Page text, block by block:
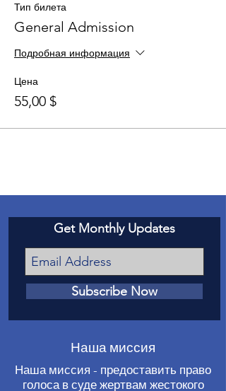
Тип билета
General Admission
Подробная информация
Цена
55,00 $
Get Monthly Updates
Subscribe Now
Наша миссия
Наша миссия - предоставить право
голоса в суде жертвам жестокого